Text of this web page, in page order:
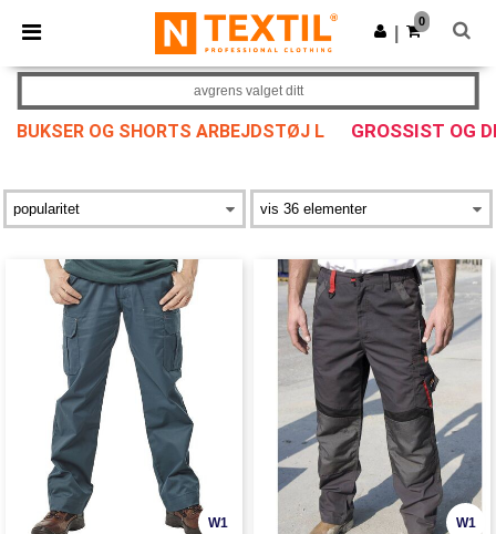
× Ntextil-app
Bedre priser i appen!
Last ned app
0
BUKSER OG SHORTS ARBEJDSTØJ L GROSSIST OG
avgrens valget ditt
W1 W1